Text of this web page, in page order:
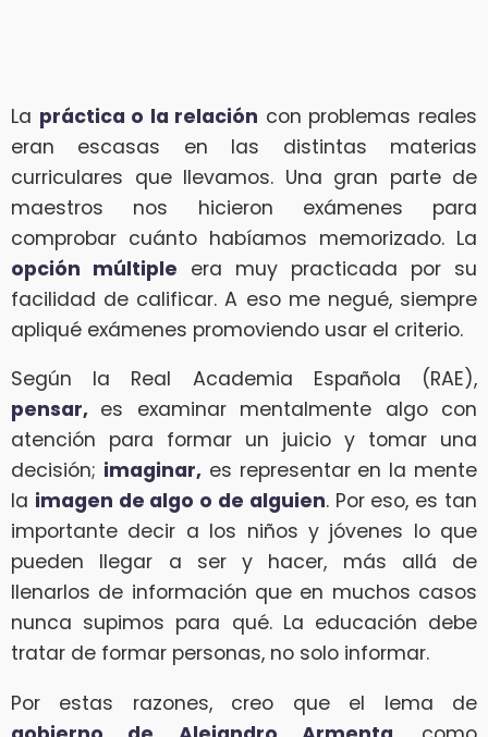
La práctica o la relación con problemas reales
eran escasas en las distintas materias
curriculares que llevamos. Una gran parte de
maestros nos hicieron exámenes para
comprobar cuánto habíamos memorizado. La
opción múltiple era muy practicada por su
facilidad de calificar. A eso me negué, siempre
apliqué exámenes promoviendo usar el criterio.
Según la Real Academia Española (RAE),
pensar, es examinar mentalmente algo con
atención para formar un juicio y tomar una
decisión; imaginar,es representar en la mente
la imagen de algo o de alguien. Por eso, es tan
importante decir a los niños y jóvenes lo que
pueden llegar a ser y hacer, más allá de
llenarlos de información que en muchos casos
nunca supimos para qué. La educación debe
tratar de formar personas, no solo informar.
Por estas razones, creo que el lema de